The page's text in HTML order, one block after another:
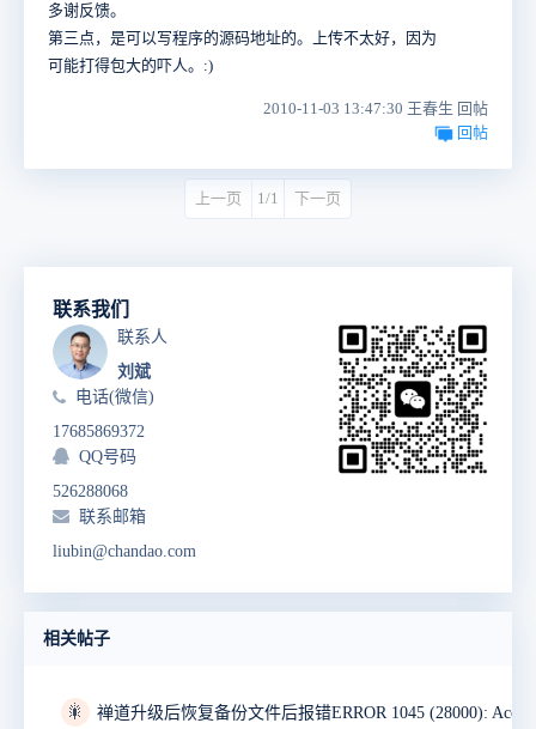
多谢反馈。
第三点，是可以写程序的源码地址的。上传不太好，因为
可能打得包大的吓人。:)
2010-11-03 13:47:30 王春生 回帖
回帖
上一页 1/1 下一页
联系我们
联系人
刘斌
电话(微信)
17685869372
QQ号码
526288068
联系邮箱
liubin@chandao.com
相关帖子
🎇